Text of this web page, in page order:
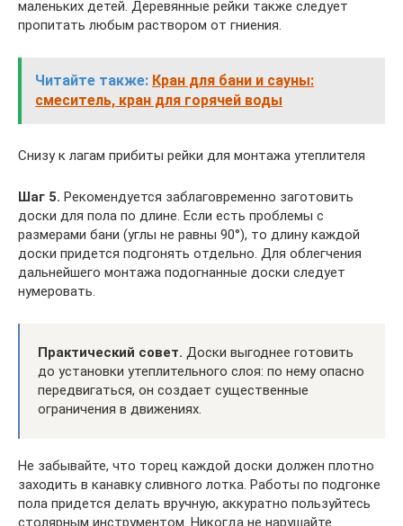
маленьких детей. Деревянные рейки также следует
пропитать любым раствором от гниения.
Читайте также: Кран для бани и сауны:
смеситель, кран для горячей воды
Снизу к лагам прибиты рейки для монтажа утеплителя
Шаг 5. Рекомендуется заблаговременно заготовить
доски для пола по длине. Если есть проблемы с
размерами бани (углы не равны 90°), то длину каждой
доски придется подгонять отдельно. Для облегчения
дальнейшего монтажа подогнанные доски следует
нумеровать.
Практический совет. Доски выгоднее готовить
до установки утеплительного слоя: по нему опасно
передвигаться, он создает существенные
ограничения в движениях.
Не забывайте, что торец каждой доски должен плотно
заходить в канавку сливного лотка. Работы по подгонке
пола придется делать вручную, аккуратно пользуйтесь
столярным инструментом. Никогда не нарушайте